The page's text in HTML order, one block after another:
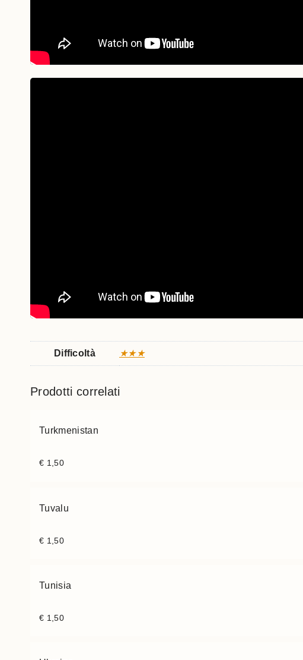
Difficoltà ★★★
Prodotti correlati
Turkmenistan
€ 1,50
Tuvalu
€ 1,50
Tunisia
€ 1,50